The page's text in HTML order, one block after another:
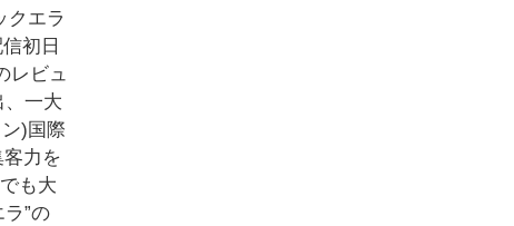
クエラ
初日
レビュ
、一大
)国際
力を
も大
”の